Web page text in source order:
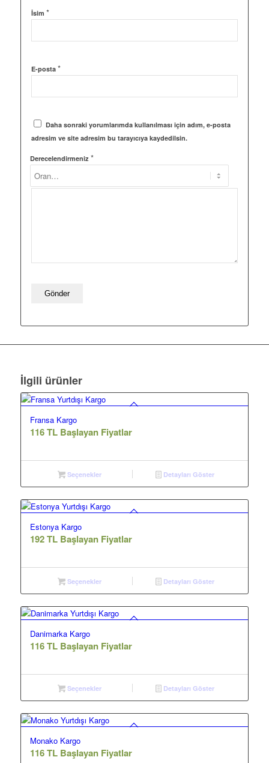
İsim *
E-posta *
Daha sonraki yorumlarımda kullanılması için adım, e-posta
adresim ve site adresim bu tarayıcıya kaydedilsin.
Derecelendirmeniz *
İlgili ürünler
Fransa Kargo
116 TL Başlayan Fiyatlar
Seçenekler Detayları Göster
Estonya Kargo
192 TL Başlayan Fiyatlar
Seçenekler Detayları Göster
Danimarka Kargo
116 TL Başlayan Fiyatlar
Seçenekler Detayları Göster
Monako Kargo
116 TL Başlayan Fiyatlar